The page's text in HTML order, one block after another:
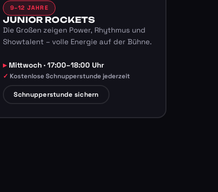
9–12 JAHRE
JUNIOR ROCKETS
Die Großen zeigen Power, Rhythmus und
Showtalent – volle Energie auf der Bühne.
Mittwoch · 17:00–18:00 Uhr
Kostenlose Schnupperstunde jederzeit
Schnupperstunde sichern